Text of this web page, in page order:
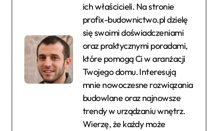
ich właścicieli. Na stronie
profix-budownictwo.pl dzielę
się swoimi doświadczeniami
oraz praktycznymi poradami,
które pomogą Ci w aranżacji
Twojego domu. Interesują
mnie nowoczesne rozwiązania
budowlane oraz najnowsze
trendy w urządzaniu wnętrz.
Wierzę, że każdy może